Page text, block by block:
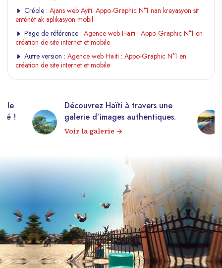
Créole : Ajans web Ayiti: Appo-Graphic N°1 nan kreyasyon sit
entènèt ak aplikasyon mobil
Page de référence : Agence web Haïti : Appo-Graphic N°1 en
création de site internet et mobile
Autre version : Agence web Haïti : Appo-Graphic N°1 en
création de site internet et mobile
!
Découvrez Haïti à travers une
galerie d’images authentiques.
Voir la galerie